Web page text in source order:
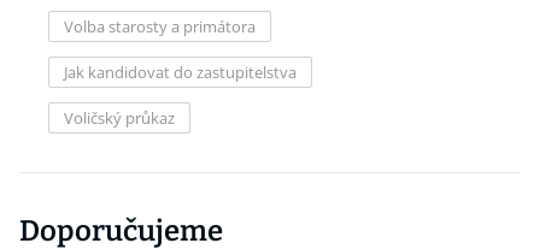
Volba starosty a primátora
Jak kandidovat do zastupitelstva
Voličský průkaz
Doporučujeme